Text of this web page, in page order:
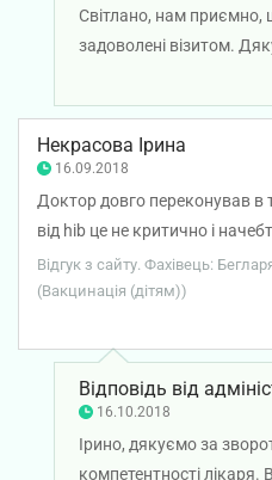
до лікаря ще.
Світлано, нам
задоволені візитом.
кваліфікації лікаря
Бажаємо Вам та Вашій
Некрасова Ірина
16.09.2018
Доктор довго переконував в
від hib це не критично і
дорого у вас гексаксім! На
Грн це як то не дуже гарно.
Відгук з сайту. Фахівець:
(Вакцинація (дітям))
Відповідь від
16.10.2018
Ірино, дякуємо за
компетентності лікаря.